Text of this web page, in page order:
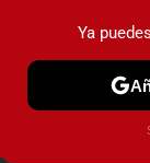
PRUEBASYa